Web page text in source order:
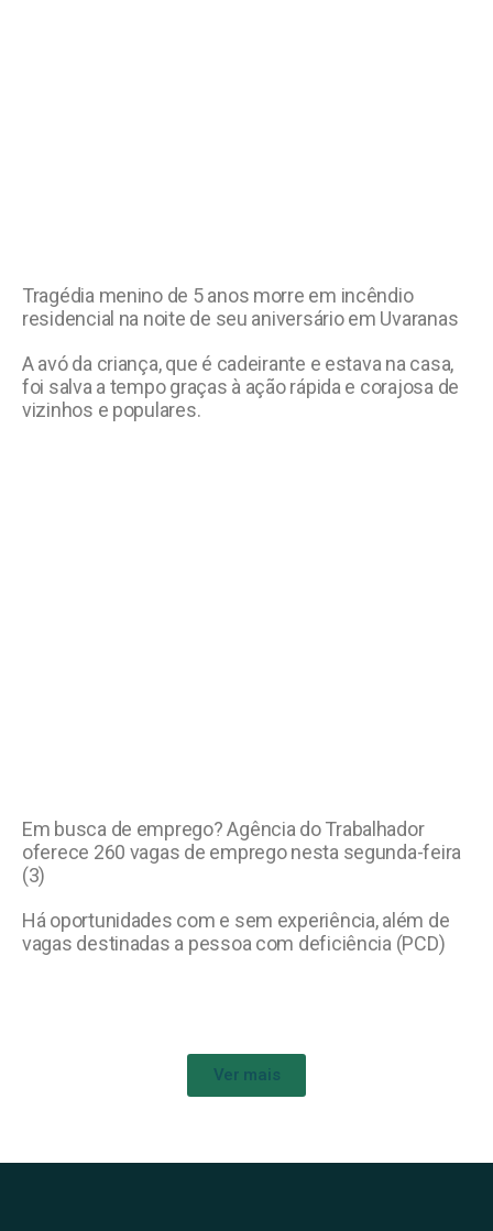
Tragédia menino de 5 anos morre em incêndio
residencial na noite de seu aniversário em Uvaranas
A avó da criança, que é cadeirante e estava na casa,
foi salva a tempo graças à ação rápida e corajosa de
vizinhos e populares.
Em busca de emprego? Agência do Trabalhador
oferece 260 vagas de emprego nesta segunda-feira
(3)
Há oportunidades com e sem experiência, além de
vagas destinadas a pessoa com deficiência (PCD)
Ver mais